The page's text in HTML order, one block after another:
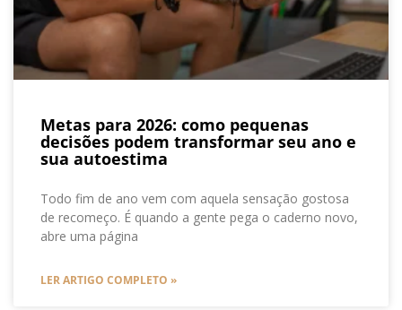
Metas para 2026: como pequenas
decisões podem transformar seu ano e
sua autoestima
Todo fim de ano vem com aquela sensação gostosa
de recomeço. É quando a gente pega o caderno novo,
abre uma página
LER ARTIGO COMPLETO »